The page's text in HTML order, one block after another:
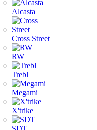
Alcasta
Cross Street
RW
Trebl
Megami
X'trike